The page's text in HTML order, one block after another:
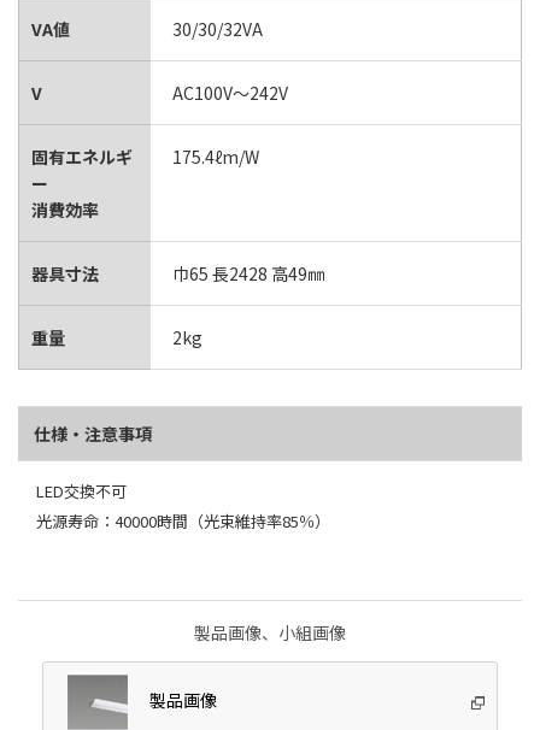
VA値 30/30/32VA
V AC100V～242V
固有エネルギ
ー
消費効率
175.4ℓm/W
器具寸法 巾65 長2428 高49㎜
重量 2kg
仕様・注意事項
LED交換不可
光源寿命：40000時間（光束維持率85％）
製品画像、小組画像
製品画像